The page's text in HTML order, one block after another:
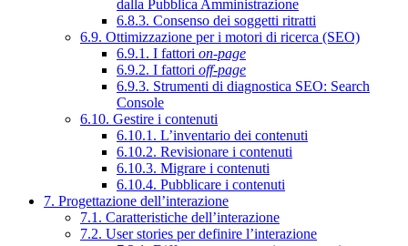
dalla Pubblica Amministrazione
6.8.3. Consenso dei soggetti ritratti
6.9. Ottimizzazione per i motori di ricerca (SEO)
6.9.1. I fattori on-page
6.9.2. I fattori off-page
6.9.3. Strumenti di diagnostica SEO: Search
Console
6.10. Gestire i contenuti
6.10.1. L’inventario dei contenuti
6.10.2. Revisionare i contenuti
6.10.3. Migrare i contenuti
6.10.4. Pubblicare i contenuti
7. Progettazione dell’interazione
7.1. Caratteristiche dell’interazione
7.2. User stories per definire l’interazione